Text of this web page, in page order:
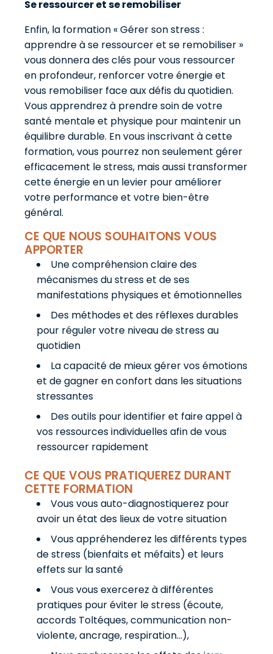
Se ressourcer et se remobiliser
Enfin, la formation « Gérer son stress :
apprendre à se ressourcer et se remobiliser »
vous donnera des clés pour vous ressourcer
en profondeur, renforcer votre énergie et
vous remobiliser face aux défis du quotidien.
Vous apprendrez à prendre soin de votre
santé mentale et physique pour maintenir un
équilibre durable. En vous inscrivant à cette
formation, vous pourrez non seulement gérer
efficacement le stress, mais aussi transformer
cette énergie en un levier pour améliorer
votre performance et votre bien-être
général.
CE QUE NOUS SOUHAITONS VOUS
APPORTER
Une compréhension claire des
mécanismes du stress et de ses
manifestations physiques et émotionnelles
Des méthodes et des réflexes durables
pour réguler votre niveau de stress au
quotidien
La capacité de mieux gérer vos émotions
et de gagner en confort dans les situations
stressantes
Des outils pour identifier et faire appel à
vos ressources individuelles afin de vous
ressourcer rapidement
CE QUE VOUS PRATIQUEREZ DURANT
CETTE FORMATION
Vous vous auto-diagnostiquerez pour
avoir un état des lieux de votre situation
Vous appréhenderez les différents types
de stress (bienfaits et méfaits) et leurs
effets sur la santé
Vous vous exercerez à différentes
pratiques pour éviter le stress (écoute,
accords Toltéques, communication non-
violente, ancrage, respiration…),